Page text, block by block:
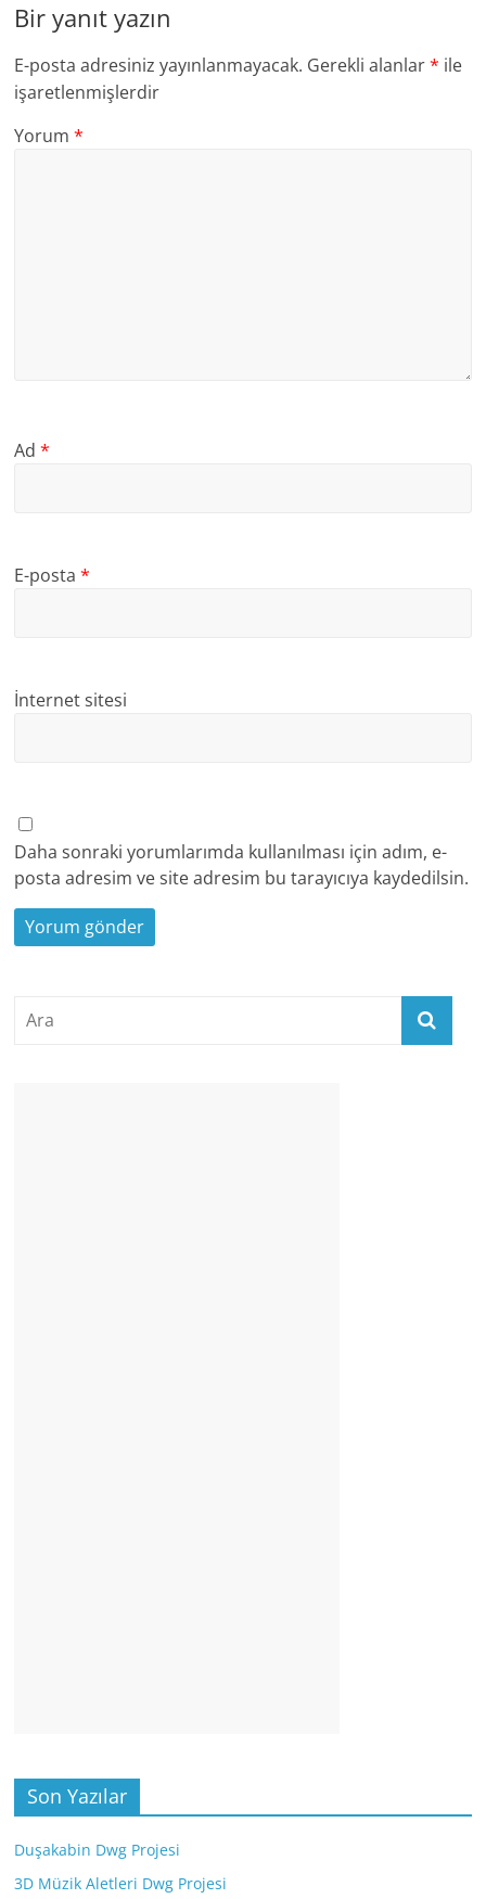
Bir yanıt yazın
E-posta adresiniz yayınlanmayacak. Gerekli alanlar* ile
işaretlenmişlerdir
Yorum*
Ad*
E-posta*
İnternet sitesi
Daha sonraki yorumlarımda kullanılması için adım, e-
posta adresim ve site adresim bu tarayıcıya kaydedilsin.
Son Yazılar
Duşakabin Dwg Projesi
3D Müzik Aletleri Dwg Projesi